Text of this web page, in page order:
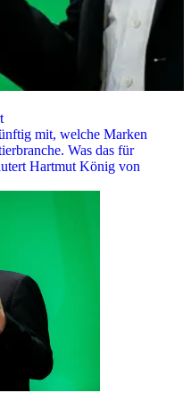
mit, welche Marken
Was das für
Hartmut König von